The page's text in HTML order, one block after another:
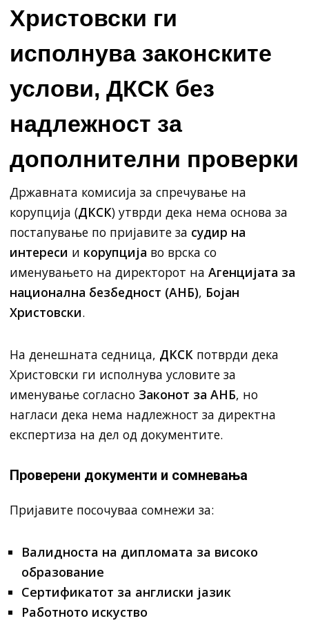
Христовски ги
исполнува законските
услови, ДКСК без
надлежност за
дополнителни проверки
Државната комисија за спречување на
корупција (ДКСК) утврди дека нема основа за
постапување по пријавите за судир на
интереси и корупција во врска со
именувањето на директорот на Агенцијата за
национална безбедност (АНБ), Бојан
Христовски.
На денешната седница, ДКСК потврди дека
Христовски ги исполнува условите за
именување согласно Законот за АНБ, но
нагласи дека нема надлежност за директна
експертиза на дел од документите.
Проверени документи и сомневања
Пријавите посочуваа сомнежи за:
Валидноста на дипломата за високо
образование
Сертификатот за англиски јазик
Работното искуство